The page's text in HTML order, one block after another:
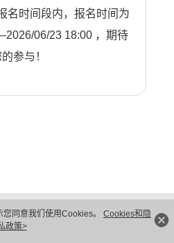
同意我们使用Cookies。 Cookies和隐
政策>
名时间段内，报名时间为
06/23 18:00 ，期待
参与！
保护
法律声明